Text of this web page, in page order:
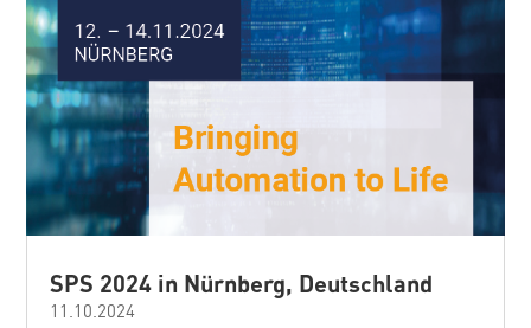
SPS 2024 in Nürnberg, Deutschland
11.10.2024